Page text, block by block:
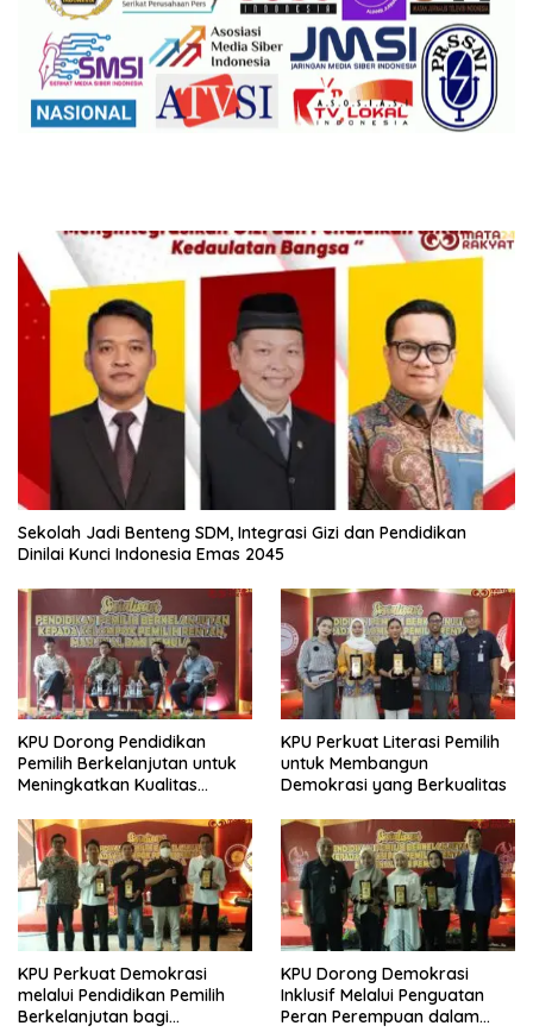
Sekolah Jadi Benteng SDM, Integrasi Gizi dan Pendidikan
Dinilai Kunci Indonesia Emas 2045
KPU Dorong Pendidikan
Pemilih Berkelanjutan untuk
Meningkatkan Kualitas
KPU Perkuat Literasi Pemilih
untuk Membangun
Demokrasi yang Berkualitas
KPU Perkuat Demokrasi
melalui Pendidikan Pemilih
Berkelanjutan bagi
KPU Dorong Demokrasi
Inklusif Melalui Penguatan
Peran Perempuan dalam